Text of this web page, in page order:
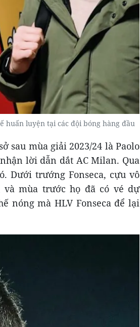
huấn luyện tại các đội bóng hàng đầu
sau mùa giải 2023/24 là Paolo
lời dẫn dắt AC Milan. Qua
Dưới trướng Fonseca, cựu vô
mùa trước họ đã có vé dự
nóng mà HLV Fonseca để lại